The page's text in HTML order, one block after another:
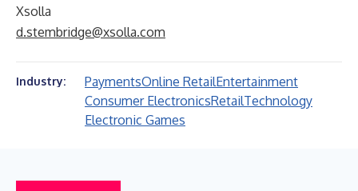
Xsolla
d.stembridge@xsolla.com
Industry: PaymentsOnline RetailEntertainment
Consumer ElectronicsRetailTechnology
Electronic Games